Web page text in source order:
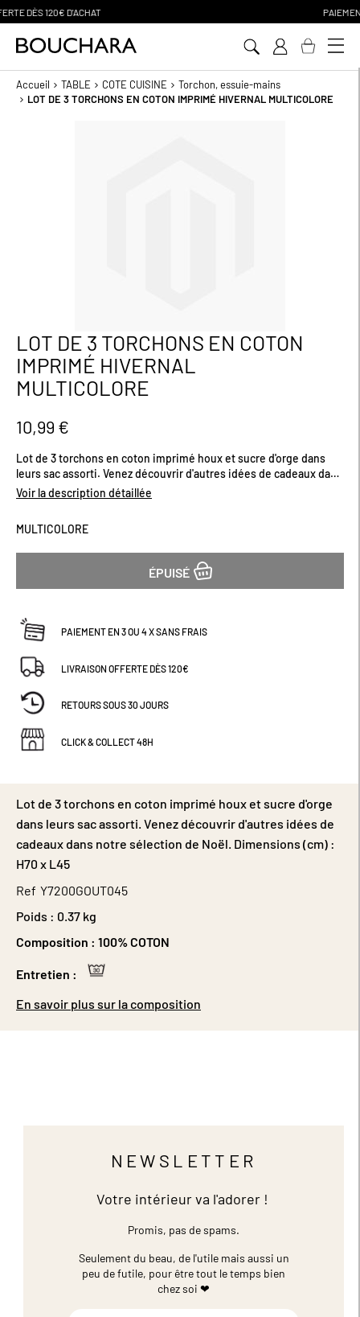
Accueil TABLE COTE CUISINE
Torchon, essuie-mains
LOT DE 3 TORCHONS EN COTON IMPRIMÉ HIVERNAL MULTICOLORE
Passer
au
début
de
la
d’images
LOT DE 3 TORCHONS EN COTON
IMPRIMÉ HIVERNAL
MULTICOLORE
10,99 €
Lot de 3 torchons en coton imprimé houx et sucre d'orge dans
leurs sac assorti. Venez découvrir d'autres idées de cadeaux dans
notre sélection de Noël. Dimensions (cm) : H70 x L45
Voir la description détaillée
MULTICOLORE
ÉPUISÉ
PAIEMENT EN 3 OU 4 X SANS FRAIS
LIVRAISON OFFERTE DÈS 120€
RETOURS SOUS 30 JOURS
CLICK & COLLECT 48H
Lot de 3 torchons en coton imprimé houx et sucre d'orge
dans leurs sac assorti. Venez découvrir d'autres idées de
cadeaux dans notre sélection de Noël. Dimensions (cm) :
H70 x L45
Ref Y7200GOUT045
Poids : 0.37 kg
Composition : 100% COTON
Entretien :
En savoir plus sur la composition
NEWSLETTER
Votre intérieur va l'adorer !
Promis, pas de spams.
Seulement du beau, de l'utile mais aussi un
peu de futile, pour être tout le temps bien
chez soi ❤